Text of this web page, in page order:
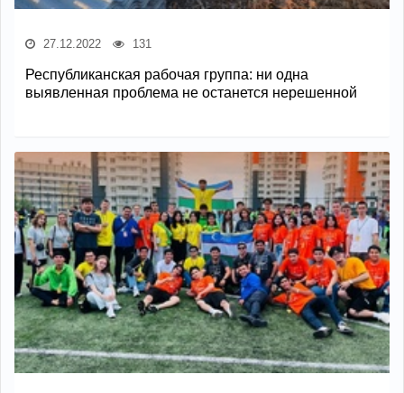
27.12.2022 131
Республиканская рабочая группа: ни одна
выявленная проблема не останется нерешенной